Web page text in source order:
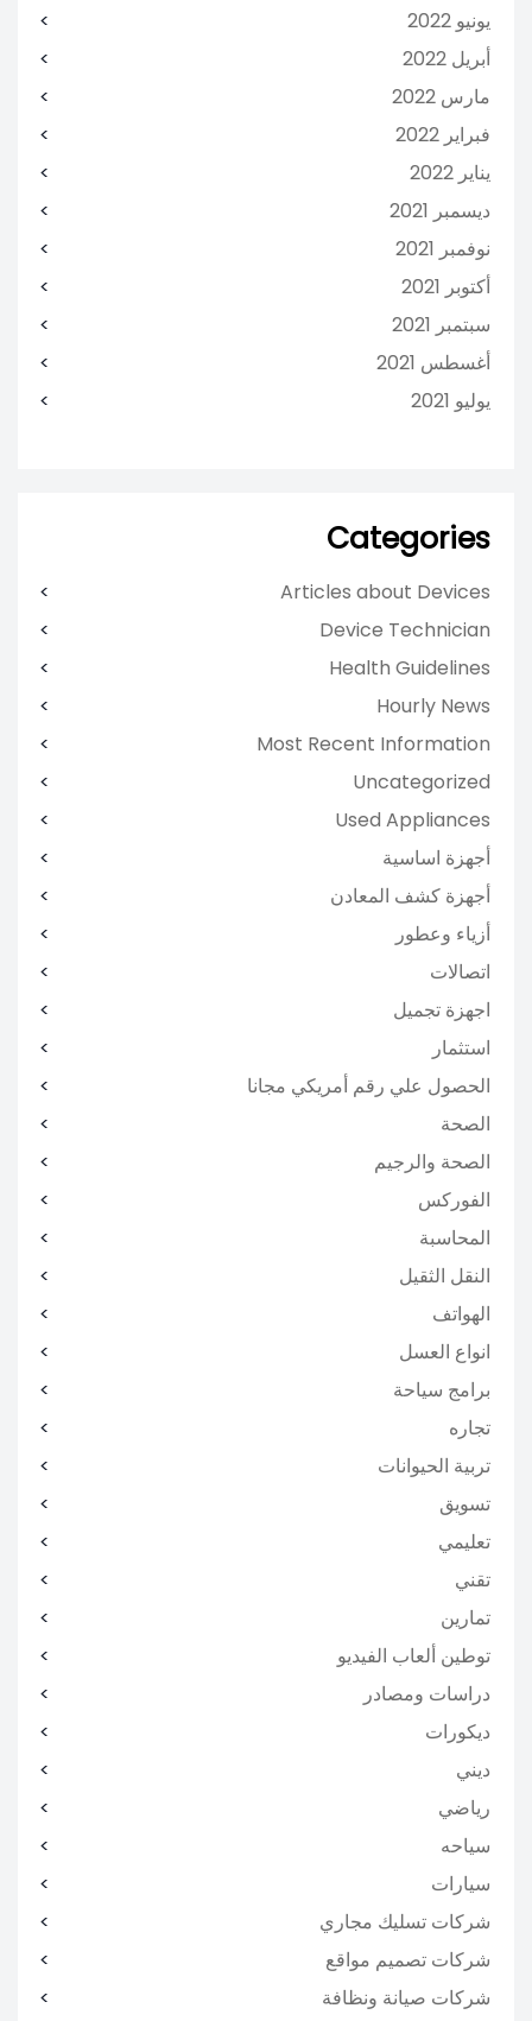
يونيو 2022
أبريل 2022
مارس 2022
فبراير 2022
يناير 2022
ديسمبر 2021
نوفمبر 2021
أكتوبر 2021
سبتمبر 2021
أغسطس 2021
يوليو 2021
Categories
Articles about Devices
Device Technician
Health Guidelines
Hourly News
Most Recent Information
Uncategorized
Used Appliances
أجهزة اساسية
أجهزة كشف المعادن
أزياء وعطور
اتصالات
اجهزة تجميل
استثمار
الحصول علي رقم أمريكي مجانا
الصحة
الصحة والرجيم
الفوركس
المحاسبة
النقل الثقيل
الهواتف
انواع العسل
برامج سياحة
تجاره
تربية الحيوانات
تسويق
تعليمي
تقني
تمارين
توطين ألعاب الفيديو
دراسات ومصادر
ديكورات
ديني
رياضي
سياحه
سيارات
شركات تسليك مجاري
شركات تصميم مواقع
شركات صيانة ونظافة